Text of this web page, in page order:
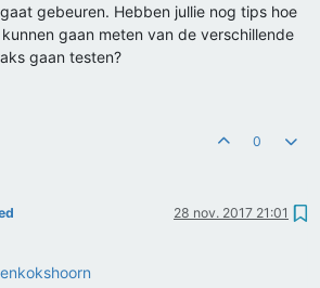
gebeuren. Hebben jullie nog tips hoe
gaan meten van de verschillende
gaan testen?
0
28 nov. 2017 21:01